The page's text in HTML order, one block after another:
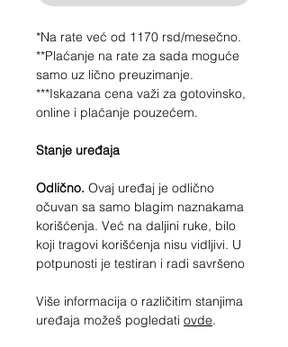
*Na rate već od 1170 rsd/mesečno.
**Plaćanje na rate za sada moguće
samo uz lično preuzimanje.
***Iskazana cena važi za gotovinsko,
online i plaćanje pouzećem.
Stanje uređaja
Odlično. Ovaj uređaj je odlično
očuvan sa samo blagim naznakama
korišćenja. Već na daljini ruke, bilo
koji tragovi korišćenja nisu vidljivi. U
potpunosti je testiran i radi savršeno
Više informacija o različitim stanjima
uređaja možeš pogledati ovde.